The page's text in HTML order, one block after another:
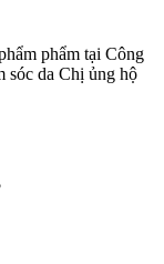
phẩm tại Công
sóc da Chị ủng hộ